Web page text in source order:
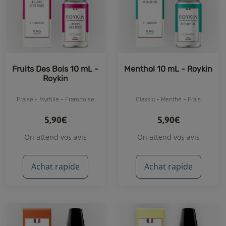
Fruits Des Bois 10 mL -
Roykin
Fraise - Myrtille - Framboise
5,90€
On attend vos avis
Achat rapide
Menthol 10 mL - Roykin
Classic - Menthe - Frais
5,90€
On attend vos avis
Achat rapide